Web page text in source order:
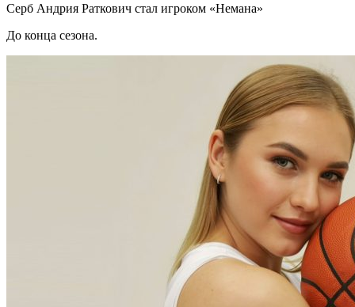
Серб Андрия Раткович стал игроком «Немана»
До конца сезона.